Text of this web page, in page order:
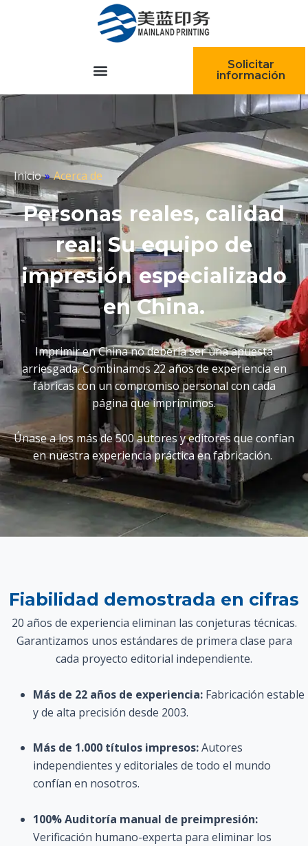
Solicitar
información
Inicio » Acerca de
Personas reales, calidad
real: Su equipo de
impresión especializado
en China.
Imprimir en China no debería ser una apuesta
arriesgada. Combinamos 22 años de experiencia en
fábricas con un compromiso personal con cada
página que imprimimos.
Únase a los más de 500 autores y editores que confían
en nuestra experiencia práctica en fabricación.
Fiabilidad demostrada en cifras
20 años de experiencia eliminan las conjeturas técnicas.
Garantizamos unos estándares de primera clase para
cada proyecto editorial independiente.
Más de 22 años de experiencia: Fabricación estable
y de alta precisión desde 2003.
Más de 1.000 títulos impresos:Autores
independientes y editoriales de todo el mundo
confían en nosotros.
100% Auditoría manual de preimpresión:
Verificación humano-experta para eliminar los